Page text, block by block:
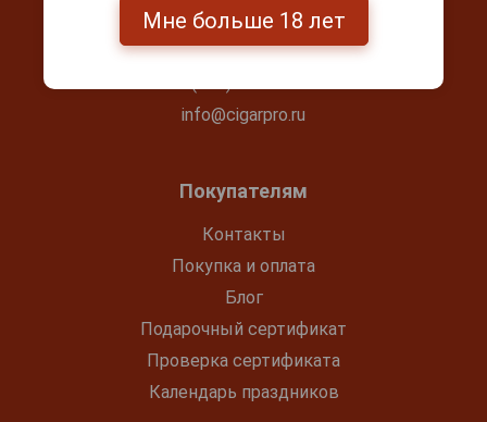
г. Москва, Серпуховский вал, д. 5
Ежедневно с 10:00 до 22:00
info@cigarpro.ru
Покупателям
Контакты
Покупка и оплата
Блог
Подарочный сертификат
Проверка сертификата
Календарь праздников
Мне больше 18 лет